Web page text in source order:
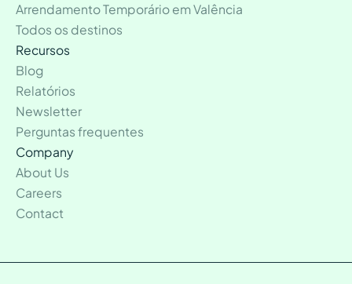
Arrendamento Temporário em Valência
Todos os destinos
Recursos
Blog
Relatórios
Newsletter
Perguntas frequentes
Company
About Us
Careers
Contact